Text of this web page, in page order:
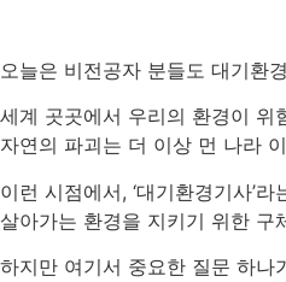
오늘은 비전공자 분들도 대기환
세계 곳곳에서 우리의 환경이 위
자연의 파괴는 더 이상 먼 나라
이런 시점에서, ‘대기환경기사’
살아가는 환경을 지키기 위한 구
하지만 여기서 중요한 질문 하나